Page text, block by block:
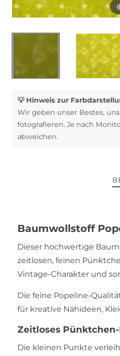
💡 Hinweis zur
Wir geben unser Bestes,
fotografieren. Je nach
abweichen.
Baumwollstoff
Dieser hochwertige
zeitlosen, feinen
Vintage-Charakter und
Die feine Popeline-
für kreative Nähideen,
Zeitloses
Die kleinen Punkte